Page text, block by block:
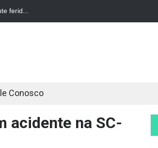
ferid...
Conosco
acidente na SC-